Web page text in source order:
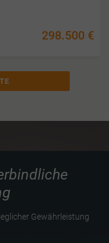
298.500 €
Gewährleistung